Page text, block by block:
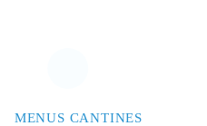
MENUS CANTINES